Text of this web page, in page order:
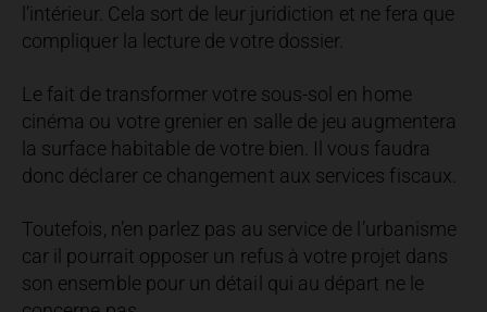
l’intérieur. Cela sort de leur juridiction et ne fera que
compliquer la lecture de votre dossier.
Le fait de transformer votre sous-sol en home
cinéma ou votre grenier en salle de jeu augmentera
la surface habitable de votre bien. Il vous faudra
donc déclarer ce changement aux services fiscaux.
Toutefois, n’en parlez pas au service de l’urbanisme
car il pourrait opposer un refus à votre projet dans
son ensemble pour un détail qui au départ ne le